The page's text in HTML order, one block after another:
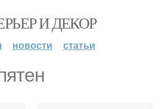
И ДЕКОР
новости статьи